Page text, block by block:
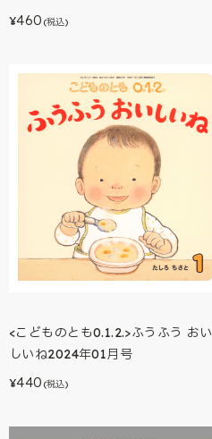
¥460 (税込)
<こどものとも0.1.2.>ふうふう おい
しいね2024年01月号
¥440 (税込)